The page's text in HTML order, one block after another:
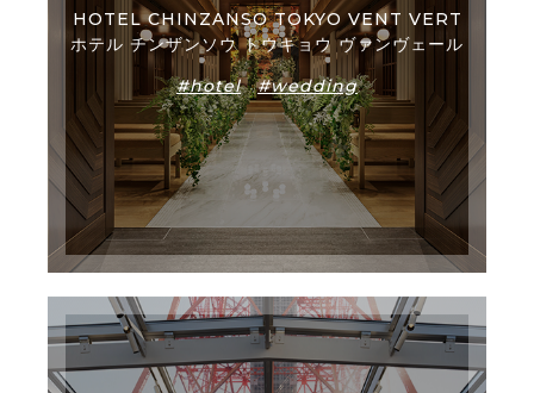
HOTEL CHINZANSO TOKYO VENT VERT
ホテル チンザンソウ トウキョウ ヴァンヴェール
#hotel
#wedding